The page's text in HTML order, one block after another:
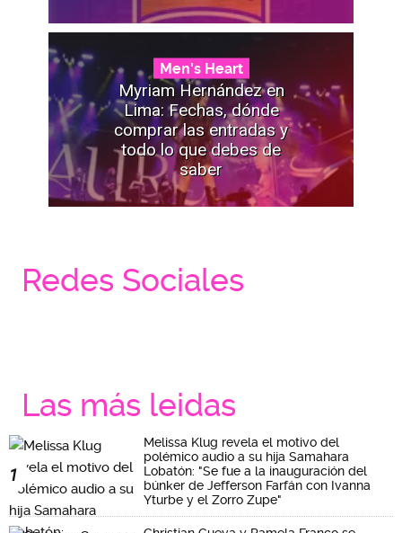
Men's Heart
Myriam Hernández en
Lima: Fechas, dónde
comprar las entradas y
todo lo que debes de
saber
Redes Sociales
Las más leidas
1
Melissa Klug revela el motivo del
polémico audio a su hija Samahara
Lobatón: "Se fue a la inauguración del
búnker de Jefferson Farfán con Ivanna
Yturbe y el Zorro Zupe"